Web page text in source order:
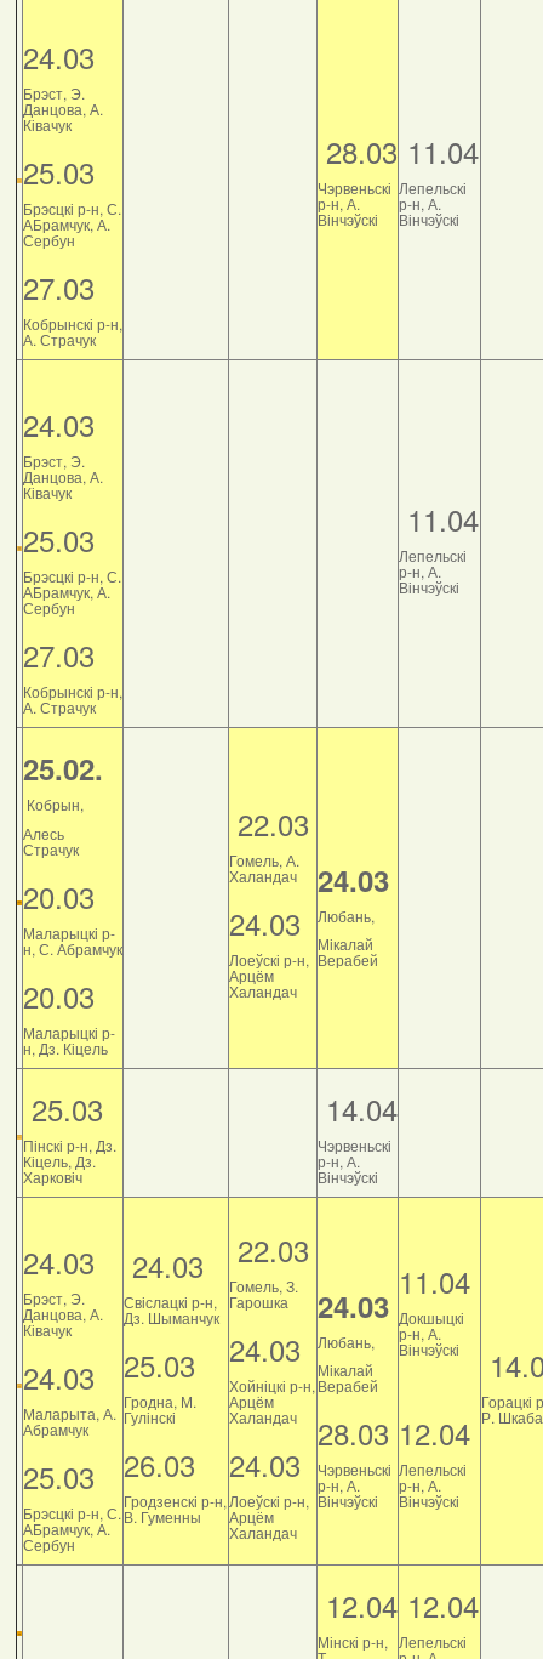
24.03
Брэст, Э.
Данцова, А.
Ківачук
25.03
Брэсцкі р-н, С.
АБрамчук, А.
Сербун
27.03
Кобрынскі р-н,
А. Страчук
28.03
Чэрвеньскі
р-н, А.
Вінчэўскі
11.04
Лепельскі
р-н, А.
Вінчэўскі
24.03
Брэст, Э.
Данцова, А.
Ківачук
25.03
Брэсцкі р-н, С.
АБрамчук, А.
Сербун
27.03
Кобрынскі р-н,
А. Страчук
11.04
Лепельскі
р-н, А.
Вінчэўскі
25.02.
Кобрын,
Алесь
Страчук
20.03
Маларыцкі р-
н, С. Абрамчук
20.03
Маларыцкі р-
н, Дз. Кіцель
22.03
Гомель, А.
Халандач
24.03
Лоеўскі р-н,
Арцём
Халандач
24.03
Любань,
Мікалай
Верабей
25.03
Пінскі р-н, Дз.
Кіцель, Дз.
Харковіч
14.04
Чэрвеньскі
р-н, А.
Вінчэўскі
24.03
Брэст, Э.
Данцова, А.
Ківачук
24.03
Маларыта, А.
Абрамчук
25.03
Брэсцкі р-н, С.
АБрамчук, А.
Сербун
24.03
Свіслацкі р-н,
Дз. Шыманчук
25.03
Гродна, М.
Гулінскі
26.03
Гродзенскі р-н,
В. Гуменны
22.03
Гомель, З.
Гарошка
24.03
Хойніцкі р-н,
Арцём
Халандач
24.03
Лоеўскі р-н,
Арцём
Халандач
24.03
Любань,
Мікалай
Верабей
28.03
Чэрвеньскі
р-н, А.
Вінчэўскі
11.04
Докшыцкі
р-н, А.
Вінчэўскі
12.04
Лепельскі
р-н, А.
Вінчэўскі
Горацкі
Р.
12.04
Мінскі р-н,
12.04
Лепельскі